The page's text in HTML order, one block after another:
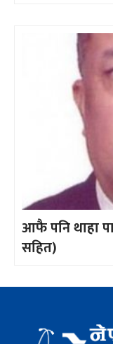
आफै पनि थाहा
सहित)